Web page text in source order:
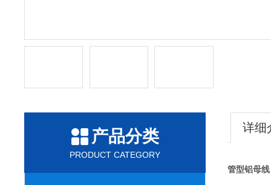
产品分类
PRODUCT CATEGORY
详细
管型铝母线